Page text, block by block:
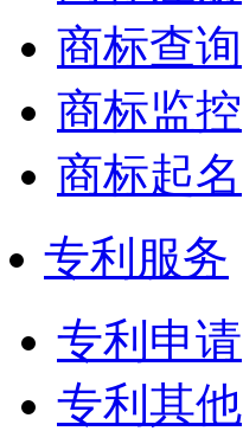
商标查询
商标监控
商标起名
专利服务
专利申请
专利其他